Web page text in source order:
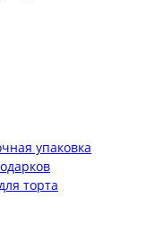
упаковка
торта